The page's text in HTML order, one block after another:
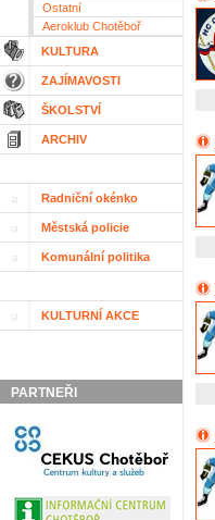
Ostatní
Aeroklub Chotěboř
KULTURA
ZAJÍMAVOSTI
ŠKOLSTVÍ
ARCHIV
Radniční okénko
Městská policie
Komunální politika
KULTURNÍ AKCE
PARTNEŘI